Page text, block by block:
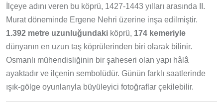
İlçeye adını veren bu köprü, 1427-1443 yılları arasında II.
Murat döneminde Ergene Nehri üzerine inşa edilmiştir.
1.392 metre uzunluğundaki köprü, 174 kemeriyle
dünyanın en uzun taş köprülerinden biri olarak bilinir.
Osmanlı mühendisliğinin bir şaheseri olan yapı hâlâ
ayaktadır ve ilçenin sembolüdür. Günün farklı saatlerinde
ışık-gölge oyunlarıyla büyüleyici fotoğraflar çekilebilir.